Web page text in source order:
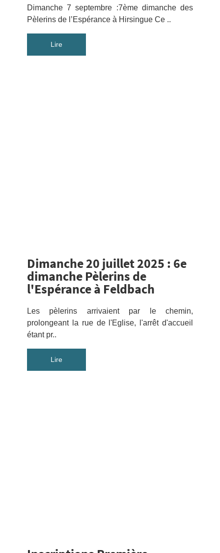
Dimanche 7 septembre :7ème dimanche des
Pèlerins de l’Espérance à Hirsingue Ce ..
Dimanche 20 juillet 2025 : 6e
dimanche Pèlerins de
l'Espérance à Feldbach
Les pèlerins arrivaient par le chemin,
prolongeant la rue de l'Eglise, l'arrêt d'accueil
étant pr..